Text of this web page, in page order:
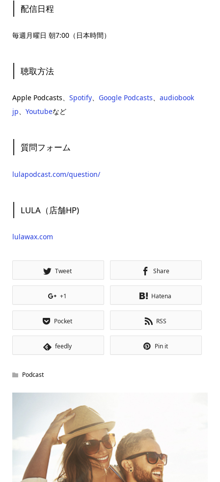
配信日程
毎週月曜日 朝7:00（日本時間）
聴取方法
Apple Podcasts、 Spotify、 Google Podcasts、 audiobook
jp、 Youtubeなど
質問フォーム
lulapodcast.com/question/
LULA（店舗HP)
lulawax.com
Tweet Share
+1 Hatena
Pocket RSS
feedly Pin it
Podcast